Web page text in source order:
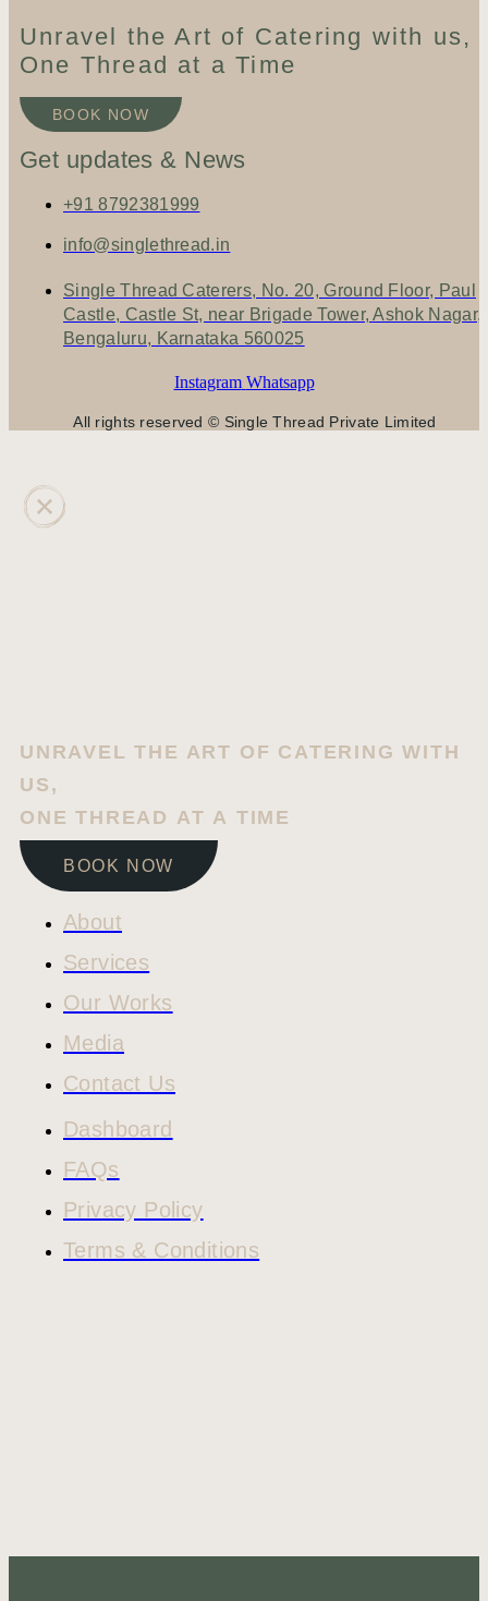
Unravel the Art of Catering with us,
One Thread at a Time
BOOK NOW
Get updates & News
+91 8792381999
info@singlethread.in
Single Thread Caterers, No. 20, Ground Floor, Paul
Castle, Castle St, near Brigade Tower, Ashok Nagar,
Bengaluru, Karnataka 560025
Instagram Whatsapp
All rights reserved © Single Thread Private Limited
UNRAVEL THE ART OF CATERING WITH
US,
ONE THREAD AT A TIME
BOOK NOW
About
Services
Our Works
Media
Contact Us
Dashboard
FAQs
Privacy Policy
Terms & Conditions